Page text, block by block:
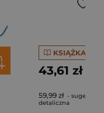
KSIĄŻKA
43,61 zł
59,99 zł -
detaliczna